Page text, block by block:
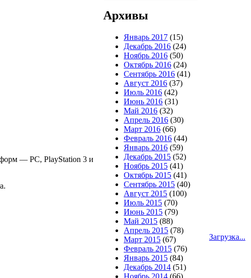
— PC, PlayStation 3 и
Архивы
Январь 2017 (15)
Декабрь 2016 (24)
Ноябрь 2016 (50)
Октябрь 2016 (24)
Сентябрь 2016 (41)
Август 2016 (37)
Июль 2016 (42)
Июнь 2016 (31)
Май 2016 (32)
Апрель 2016 (30)
Март 2016 (66)
Февраль 2016 (44)
Январь 2016 (59)
Декабрь 2015 (52)
Ноябрь 2015 (41)
Октябрь 2015 (41)
Сентябрь 2015 (40)
Август 2015 (100)
Июль 2015 (70)
Июнь 2015 (79)
Май 2015 (88)
Апрель 2015 (78)
Март 2015 (67)
Февраль 2015 (76)
Январь 2015 (84)
Декабрь 2014 (51)
Ноябрь 2014 (66)
Загрузка...